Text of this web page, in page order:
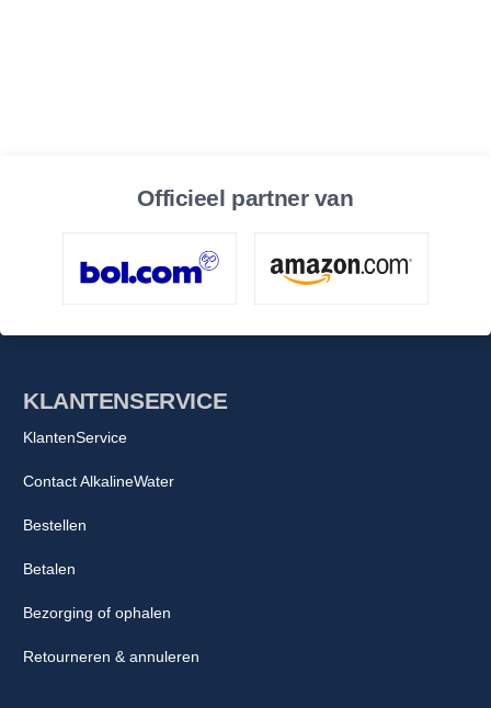
Officieel partner van
KLANTENSERVICE
KlantenService
Contact AlkalineWater
Bestellen
Betalen
Bezorging of ophalen
Retourneren & annuleren